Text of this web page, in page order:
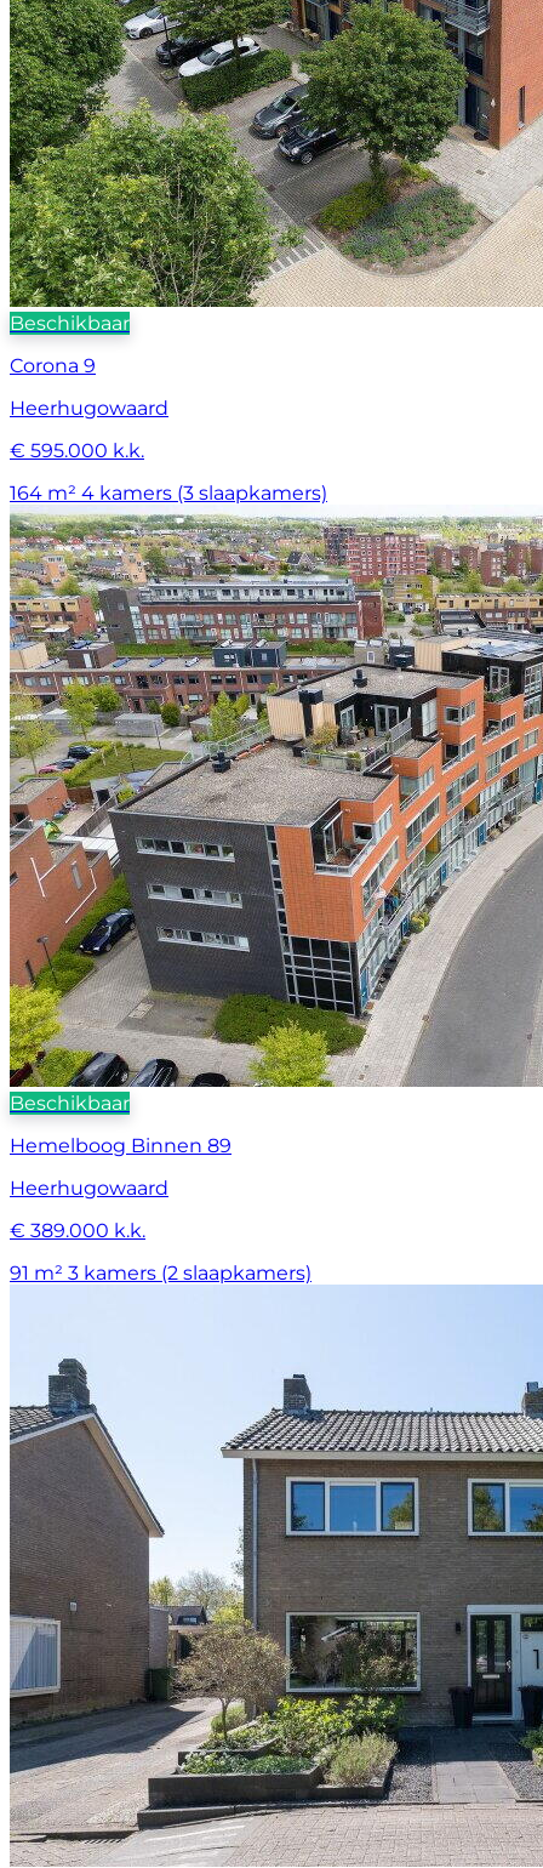
Beschikbaar
Corona 9
Heerhugowaard
€ 595.000 k.k.
164 m² 4 kamers (3 slaapkamers)
Beschikbaar
Hemelboog Binnen 89
Heerhugowaard
€ 389.000 k.k.
91 m² 3 kamers (2 slaapkamers)